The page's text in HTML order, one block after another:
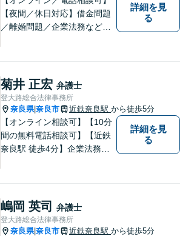
【夜間／休日対応】借金問題
／離婚問題／企業法務など幅
さまに安心を与えることを目
指します。【地域に根差した
弁護士】まずはお気軽にご相
談ください。
詳細を見
る
菊井 正宏 弁護士
登大路総合法律事務所
奈良県|奈良市 近鉄奈良駅 から徒歩5分
【オンライン相談可】【10分
間の無料電話相談可】【近鉄
奈良駅 徒歩4分】企業法務／
報をご提供します！少しでも
疑問をお持ちの方は、まずご
相談を！
詳細を見
る
嶋岡 英司 弁護士
登大路総合法律事務所
奈良県|奈良市 近鉄奈良駅 から徒歩5分